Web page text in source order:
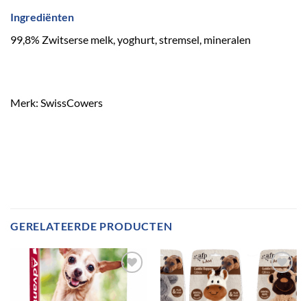
Ingrediënten
99,8% Zwitserse melk, yoghurt, stremsel, mineralen
Merk: SwissCowers
GERELATEERDE PRODUCTEN